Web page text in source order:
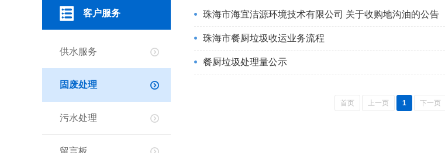
客户服务
供水服务
固废处理
污水处理
留言板
珠海市海宜洁源环境技术有限公司 关于收购地沟油的公告
珠海市餐厨垃圾收运业务流程
餐厨垃圾处理量公示
首页 上一页 1 下一页